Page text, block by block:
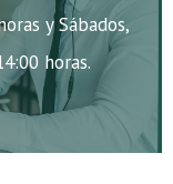
y Sábados,
horas.